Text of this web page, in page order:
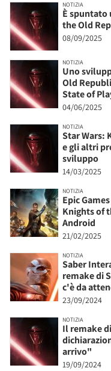
NOTIZIA
È spuntato
the Old
08/09/2025
NOTIZIA
Uno
Old
State of
04/06/2025
NOTIZIA
Star Wars:
e gli altri
sviluppo
14/03/2025
NOTIZIA
Epic
Knights of
Android
21/02/2025
NOTIZIA
Saber
remake di
c'è da
23/09/2024
NOTIZIA
Il remake
arrivo"
19/09/2024